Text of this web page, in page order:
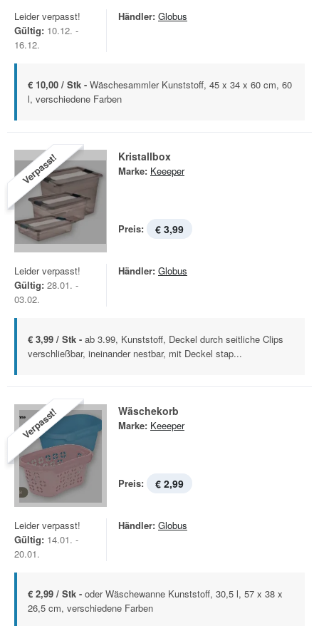
Leider verpasst!
Gültig: 10.12. -
16.12.
Händler: Globus
€ 10,00 / Stk - Wäschesammler Kunststoff, 45 x 34 x 60 cm, 60
l, verschiedene Farben
Verpasst! Kristallbox
Marke: Keeeper
Preis: € 3,99
Leider verpasst!
Gültig: 28.01. -
03.02.
Händler: Globus
€ 3,99 / Stk - ab 3.99, Kunststoff, Deckel durch seitliche Clips
verschließbar, ineinander nestbar, mit Deckel stap...
Verpasst! Wäschekorb
Marke: Keeeper
Preis: € 2,99
Leider verpasst!
Gültig: 14.01. -
20.01.
Händler: Globus
€ 2,99 / Stk - oder Wäschewanne Kunststoff, 30,5 l, 57 x 38 x
26,5 cm, verschiedene Farben